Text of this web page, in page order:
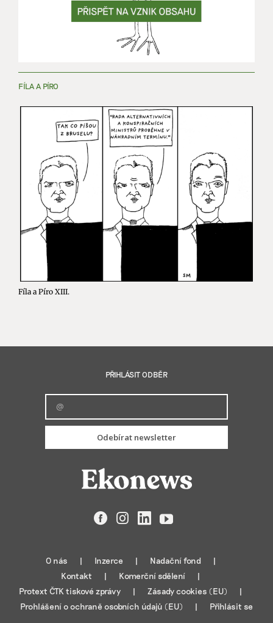
FÍLA A PÍRO
Fíla a Píro XIII.
PŘIHLÁSIT ODBĚR
Odebírat newsletter
FacebookInstagramLinkedIn
YouTube
O nás Inzerce
Nadační fond
Kontakt
Komerční sdělení
Protext ČTK tiskové zprávy
Zásady cookies (EU)
Prohlášení o ochraně osobních údajů (EU)
Přihlásit se